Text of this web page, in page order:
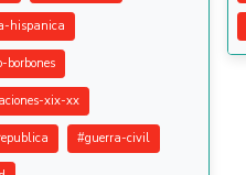
hispanica
borbones
xix-xx
#guerra-civil